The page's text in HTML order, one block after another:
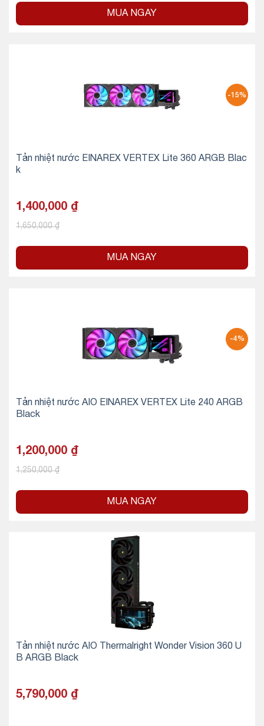
MUA NGAY
-15%
Tản nhiệt nước EINAREX VERTEX Lite 360 ARGB Blac
k
1,400,000 ₫
1,650,000₫
MUA NGAY
-4%
Tản nhiệt nước AIO EINAREX VERTEX Lite 240 ARGB
Black
1,200,000 ₫
1,250,000₫
MUA NGAY
Tản nhiệt nước AIO Thermalright Wonder Vision 360 U
B ARGB Black
5,790,000 ₫